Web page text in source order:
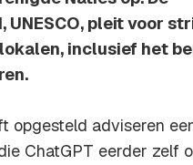
UNESCO, pleit voor
inclusief het
opgesteld adviseren
ChatGPT eerder zelf